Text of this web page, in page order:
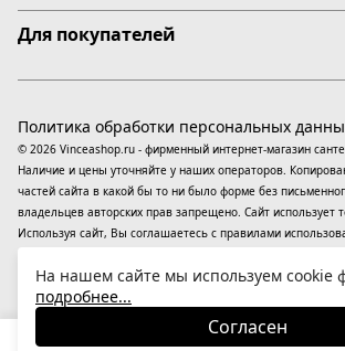
Для покупателей
© 2026 Vinceashop.ru - фирменный интернет-магазин
Наличие и цены уточняйте у наших операторов.
частей сайта в какой бы то ни было форме без
владельцев авторских прав запрещено. Сайт использует
Используя сайт, Вы соглашаетесь с правилами
применяютсярекомендательные технологии
предоставления информации на основе сбора,
сведений, относящихся к предпочтениям пользователей
находящихся на территории Российской Федерации).
Политика обработки персональных
На нашем сайте мы используем cookie
подробнее...
Согласен